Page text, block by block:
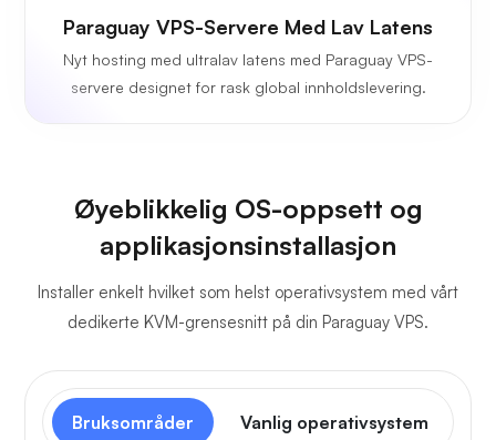
Paraguay VPS-Servere Med Lav Latens
Nyt hosting med ultralav latens med Paraguay VPS-
servere designet for rask global innholdslevering.
Øyeblikkelig OS-oppsett og
applikasjonsinstallasjon
Installer enkelt hvilket som helst operativsystem med vårt
dedikerte KVM-grensesnitt på din Paraguay VPS.
Bruksområder Vanlig operativsystem